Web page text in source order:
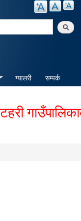
ग्यालरी सम्पर्क